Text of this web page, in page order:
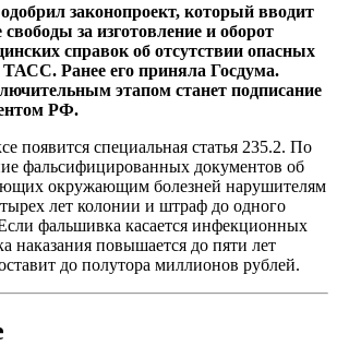
законопроект, который вводит
за изготовление и оборот
справок об отсутствии опасных
ТАСС. Ранее его приняла Госдума.
этапом станет подписание
РФ.
появится специальная статья 235.2. По
фальсифицированных документов об
окружающим болезней нарушителям
лет колонии и штраф до одного
фальшивка касается инфекционных
наказания повышается до пяти лет
до полутора миллионов рублей.